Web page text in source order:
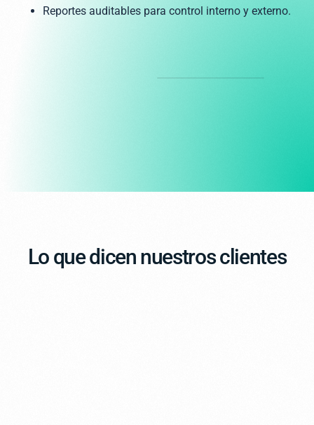
Reportes auditables para control interno y externo.
Lo que dicen nuestros clientes